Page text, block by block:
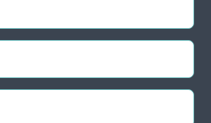
en croissance (+21% sur
unprojet de rénovation
M€
2